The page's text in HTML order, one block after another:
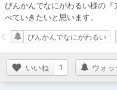
びんかんでなにがわるい様の
べていきたいと思います。
いいね 1 ウォッ
びんかんでなにがわるい